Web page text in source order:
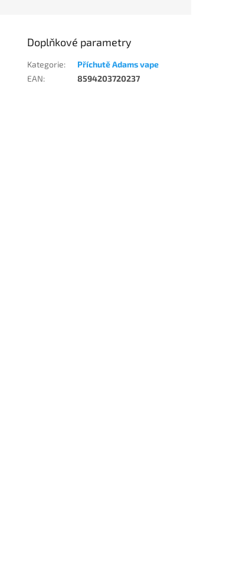
Doplňkové parametry
Kategorie:
Příchutě Adams vape
EAN: 8594203720237